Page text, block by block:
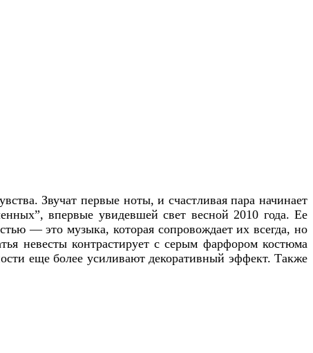
Звучат первые ноты, и счастливая пара начинает
впервые увидевшей свет весной 2010 года. Ее
— это музыка, которая сопровождает их всегда, но
невесты контрастирует с серым фарфором костюма
еще более усиливают декоративный эффект. Также